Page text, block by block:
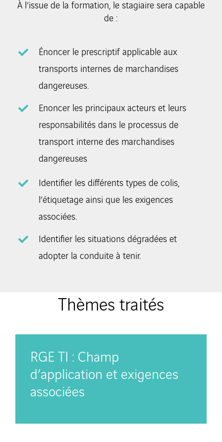
À l’issue de la formation, le stagiaire sera capable
de :
Énoncer le prescriptif applicable aux
transports internes de marchandises
dangereuses.
Enoncer les principaux acteurs et leurs
responsabilités dans le processus de
transport interne des marchandises
dangereuses
Identifier les différents types de colis,
l’étiquetage ainsi que les exigences
associées.
Identifier les situations dégradées et
adopter la conduite à tenir.
Thèmes traités
RGE TI : Champ
d’application et exigences
associées